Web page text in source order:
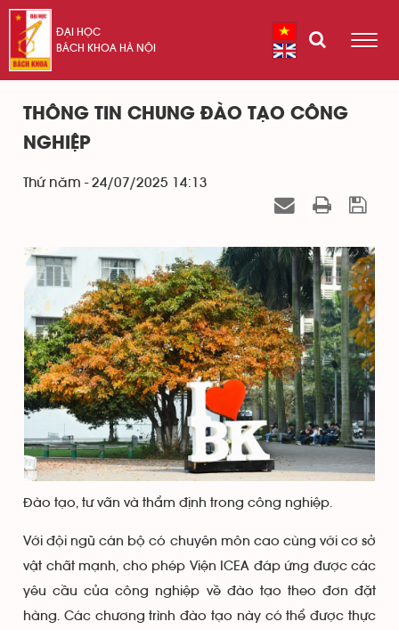
ĐẠI HỌC
BÁCH KHOA HÀ NỘI
THÔNG TIN CHUNG ĐÀO TẠO CÔNG
NGHIỆP
Thứ năm - 24/07/2025 14:13
Đào tạo, tư vấn và thẩm định trong công nghiệp.
Với đội ngũ cán bộ có chuyên môn cao cùng với cơ sở
vật chất mạnh, cho phép Viện ICEA đáp ứng được các
yêu cầu của công nghiệp về đào tạo theo đơn đặt
hàng. Các chương trình đào tạo này có thể được thực